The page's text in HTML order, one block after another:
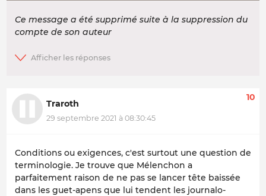
Ce message a été supprimé suite à la suppression du
compte de son auteur
Traroth
29 septembre 2021 à 08:30:45
10
Conditions ou exigences, c'est surtout une question de
terminologie. Je trouve que Mélenchon a
parfaitement raison de ne pas se lancer tête baissée
dans les guet-apens que lui tendent les journalo-